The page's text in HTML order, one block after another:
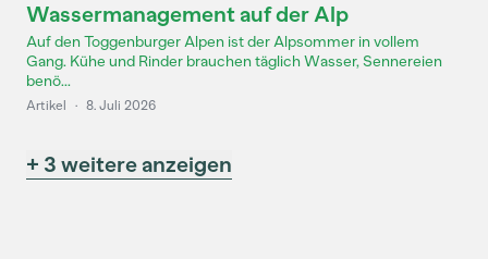
Wassermanagement auf der Alp
Auf den Toggenburger Alpen ist der Alpsommer in vollem
Gang. Kühe und Rinder brauchen täglich Wasser, Sennereien
benö...
Artikel · 8. Juli 2026
+ 3 weitere anzeigen